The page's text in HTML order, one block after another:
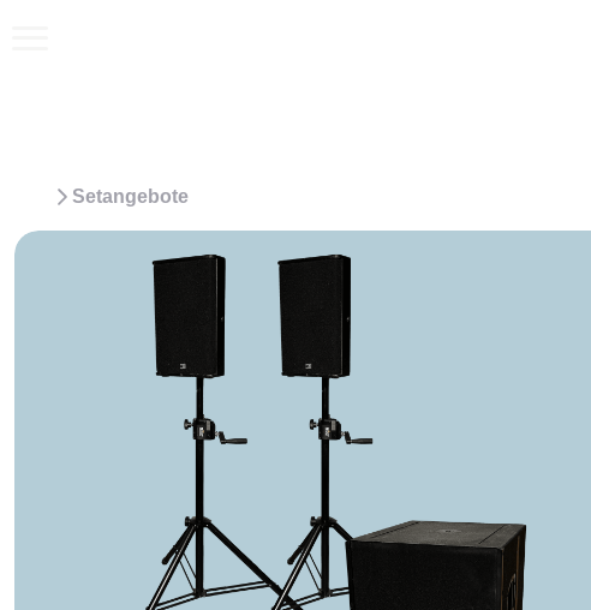
Setangebote